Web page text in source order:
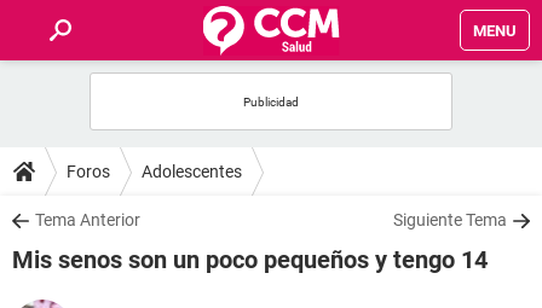
MENU
FOROS
SALUD
Foros Adolescentes
Tema Anterior Siguiente Tema
Mis senos son un poco pequeños y tengo 14